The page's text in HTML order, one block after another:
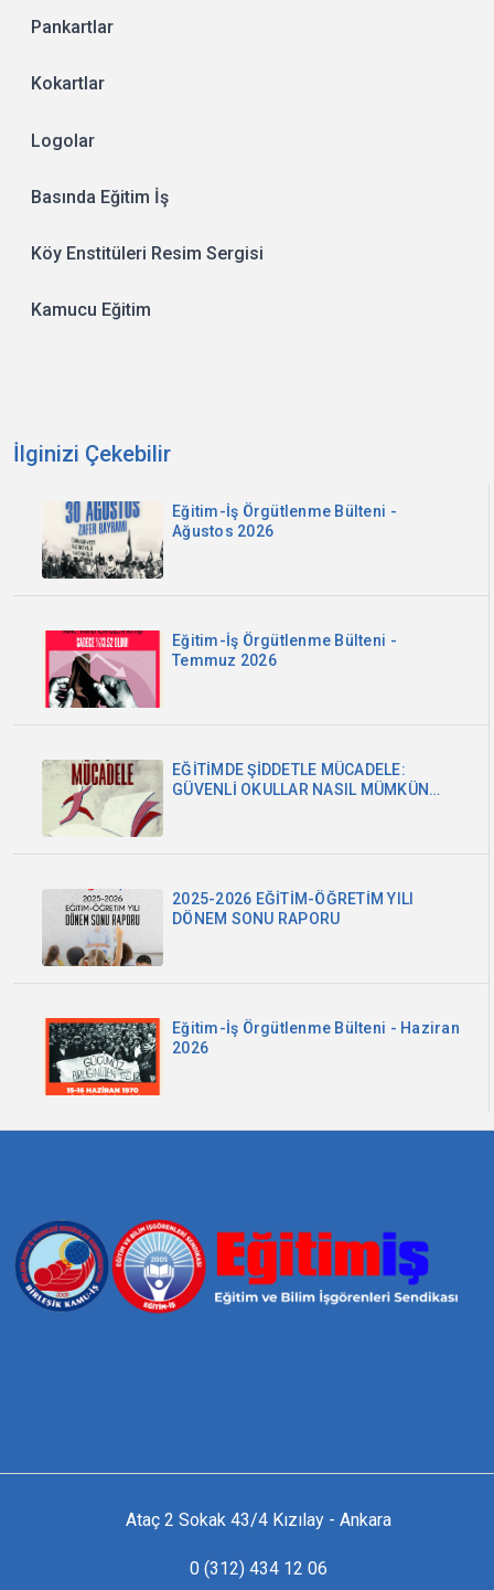
Pankartlar
Kokartlar
Logolar
Basında Eğitim İş
Köy Enstitüleri Resim Sergisi
Kamucu Eğitim
İlginizi Çekebilir
Eğitim-İş Örgütlenme Bülteni -
Ağustos 2026
Eğitim-İş Örgütlenme Bülteni -
Temmuz 2026
EĞİTİMDE ŞİDDETLE MÜCADELE:
GÜVENLİ OKULLAR NASIL MÜMKÜN
2025-2026 EĞİTİM-ÖĞRETİM YILI
DÖNEM SONU RAPORU
Eğitim-İş Örgütlenme Bülteni - Haziran
2026
Ataç 2 Sokak 43/4 Kızılay - Ankara
0 (312) 434 12 06